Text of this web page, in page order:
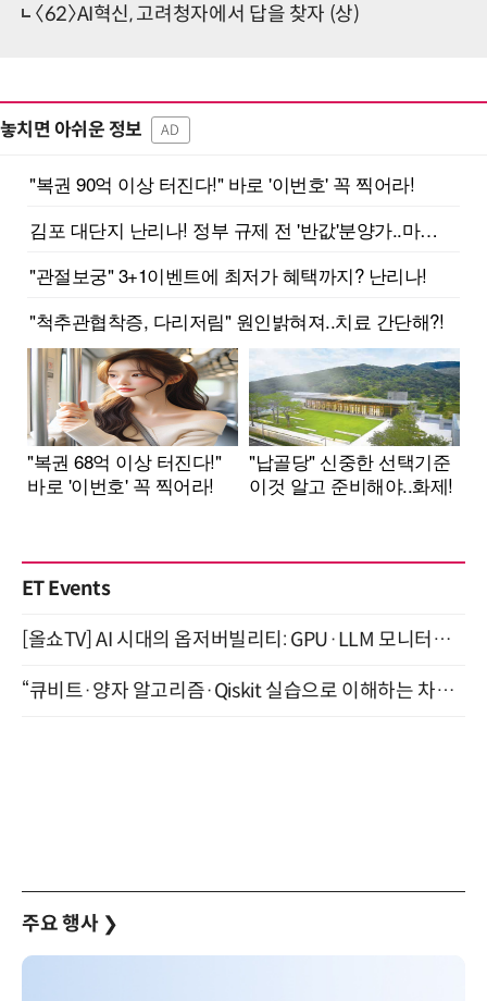
〈62〉AI혁신, 고려청자에서 답을 찾자 (상)
놓치면 아쉬운 정보 AD
ET Events
[올쇼TV] AI 시대의 옵저버빌리티: GPU·LLM 모니터링부터 AI 기반 장애 대응까지 (8/11 생방송)
“큐비트·양자 알고리즘·Qiskit 실습으로 이해하는 차세대 컴퓨팅” (8/28)
주요 행사 ❯